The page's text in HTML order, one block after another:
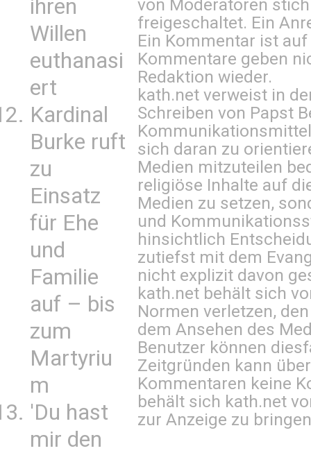
ihren
Willen
euthanasi
ert
Kardinal
Burke ruft
zu
Einsatz
für Ehe
und
Familie
auf – bis
zum
Martyriu
m
'Du hast
mir den
von Moderatoren
freigeschaltet. Ein
Ein Kommentar ist
Kommentare geben
Redaktion wieder.
kath.net verweist in
Schreiben von Papst
sich daran zu
Medien mitzuteilen
religiöse Inhalte auf
Medien zu setzen,
und
hinsichtlich
zutiefst mit dem
nicht explizit davon
kath.net behält sich
Normen verletzen,
dem Ansehen des
Benutzer können
Zeitgründen kann
Kommentaren keine
behält sich kath.net
zur Anzeige zu